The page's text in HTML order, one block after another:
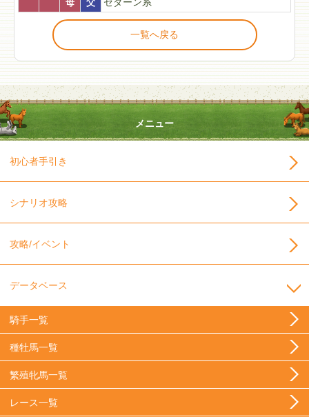
母
父 ゼダーン系
一覧へ戻る
メニュー
初心者手引き
シナリオ攻略
攻略/イベント
データベース
騎手一覧
種牡馬一覧
繁殖牝馬一覧
レース一覧